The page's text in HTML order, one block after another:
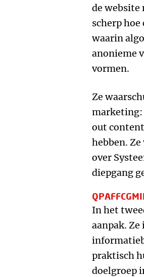
de website
scherp
waarin
anonieme
vormen.
Ze
marketing:
out
hebben.
over
diepgang
In het
aanpak.
praktisch
doelgroep